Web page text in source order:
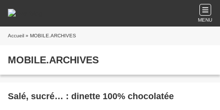
MENU
Accueil » MOBILE.ARCHIVES
MOBILE.ARCHIVES
Salé, sucré… : dinette 100% chocolatée